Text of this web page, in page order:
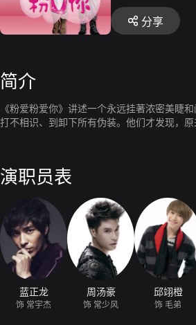
分享
简介
《粉爱粉爱你》讲述一个永远挂著浓密美睫
打不相识、到卸下所有伪装。他们才发现，
演职员表
蓝正龙
饰 常宇杰
周汤豪
饰 常少风
邱翊橙
饰 毛弟